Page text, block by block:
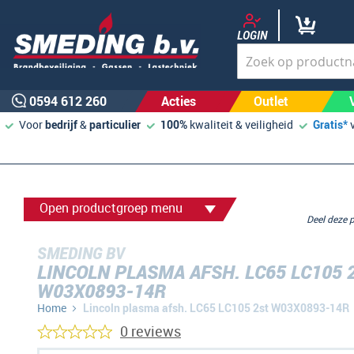
LOGIN
0594 612 260 Acties Outlet
Voorbedrijf&particulier 100% kwaliteit & veiligheid Gratis*
Open productgroep menu
SMEDING BV
LINCOLN PLASMA AFSH. LC65 LC105
W03X0893-14R
Home Lincoln plasma afsh. LC65 LC105 2st W03X0893-14R
Deel
0 reviews